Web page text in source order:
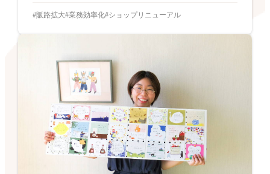
販路拡大 業務効率化 ショップリニューアル